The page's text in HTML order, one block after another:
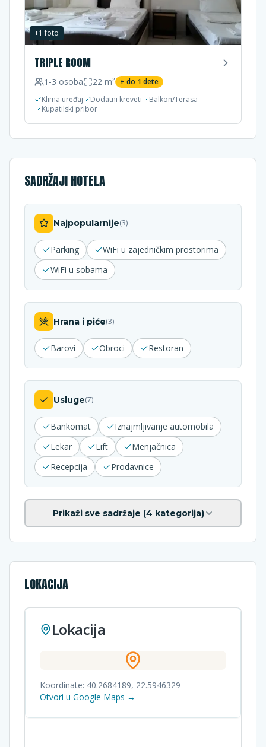
+1 foto
TRIPLE ROOM
1-3 osoba 22 m² + do 1 dete
Klima uređaj
Dodatni kreveti
Balkon/Terasa
Kupatilski pribor
SADRŽAJI HOTELA
Najpopularnije(3)
Parking
WiFi u zajedničkim prostorima
WiFi u sobama
Hrana i piće(3)
Barovi Obroci Restoran
Usluge(7)
Bankomat
Iznajmljivanje automobila
Lekar
Lift
Menjačnica
Recepcija
Prodavnice
Prikaži sve sadržaje (4 kategorija)
LOKACIJA
Lokacija
Koordinate: 40.2684189, 22.5946329
Otvori u Google Maps →